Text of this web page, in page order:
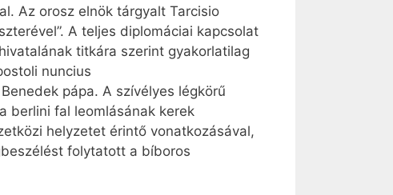
Az orosz elnök tárgyalt Tarcisio
A teljes diplomáciai kapcsolat
titkára szerint gyakorlatilag
nuncius
pápa. A szívélyes légkörű
berlini fal leomlásának kerek
helyzetet érintő vonatkozásával,
folytatott a bíboros